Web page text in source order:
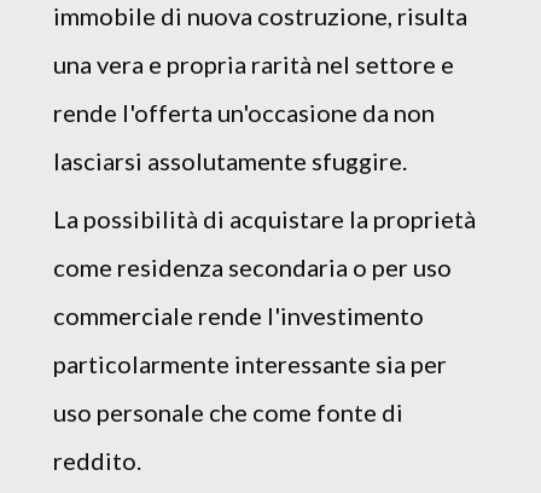
immobile di nuova costruzione, risulta
una vera e propria rarità nel settore e
rende l'offerta un'occasione da non
lasciarsi assolutamente sfuggire.
La possibilità di acquistare la proprietà
come residenza secondaria o per uso
commerciale rende l'investimento
particolarmente interessante sia per
uso personale che come fonte di
reddito.